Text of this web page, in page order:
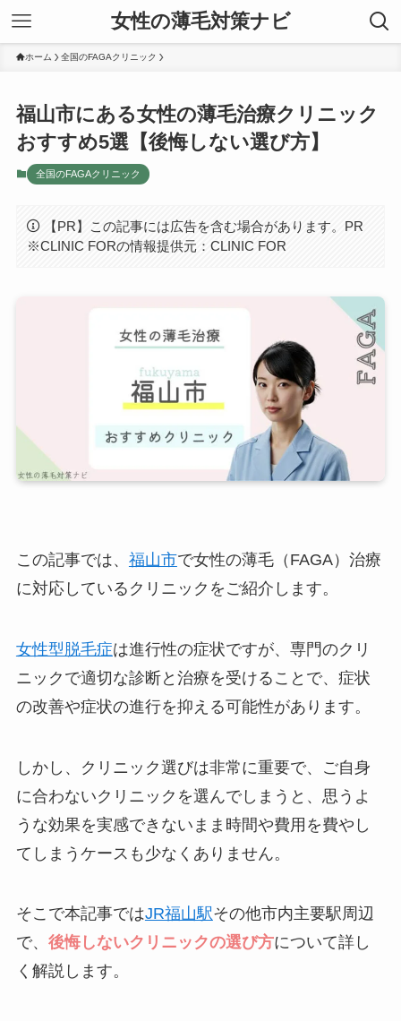
女性の薄毛対策ナビ
ホーム 全国のFAGAクリニック
福山市にある女性の薄毛治療クリニック
おすすめ5選【後悔しない選び方】
全国のFAGAクリニック
【PR】この記事には広告を含む場合があります。PR
※CLINIC FORの情報提供元：CLINIC FOR
この記事では、 福山市で女性の薄毛（FAGA）治療
に対応しているクリニックをご紹介します。
女性型脱毛症は進行性の症状ですが、専門のクリ
ニックで適切な診断と治療を受けることで、症状
の改善や症状の進行を抑える可能性があります。
しかし、クリニック選びは非常に重要で、ご自身
に合わないクリニックを選んでしまうと、思うよ
うな効果を実感できないまま時間や費用を費やし
てしまうケースも少なくありません。
そこで本記事ではJR福山駅その他市内主要駅周辺
で、 後悔しないクリニックの選び方について詳し
く解説します。